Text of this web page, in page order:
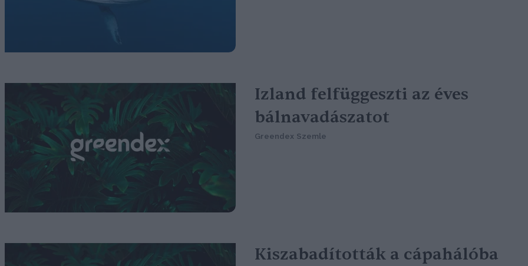
Izland felfüggeszti az éves
bálnavadászatot
Greendex Szemle
Kiszabadították a cápahálóba